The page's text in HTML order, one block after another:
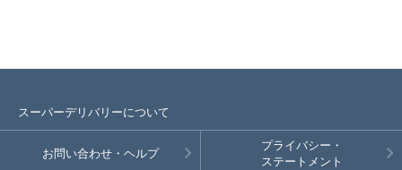
スーパーデリバリーについて
お問い合わせ・ヘルプ
プライバシー・
ステートメント